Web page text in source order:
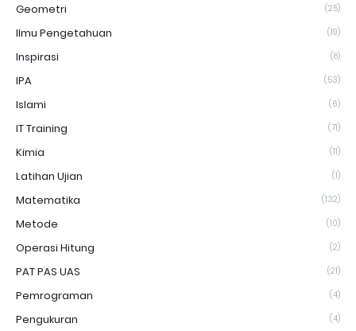
Geometri (25)
Ilmu Pengetahuan (19)
Inspirasi (8)
IPA (53)
Islami (6)
IT Training (71)
Kimia (11)
Latihan Ujian (1)
Matematika (132)
Metode (10)
Operasi Hitung (2)
PAT PAS UAS (21)
Pemrograman (4)
Pengukuran (4)